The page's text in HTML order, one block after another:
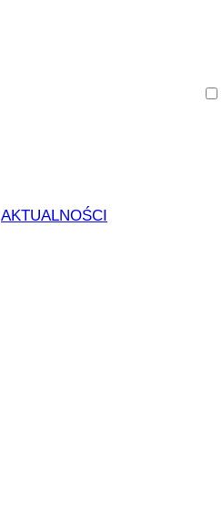
AKTUALNOŚCI